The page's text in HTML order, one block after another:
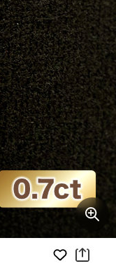
お気に入り